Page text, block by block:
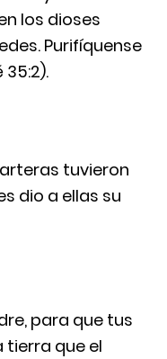
los dioses
Purifíquense
tuvieron
dio a ellas su
para que tus
tierra que el